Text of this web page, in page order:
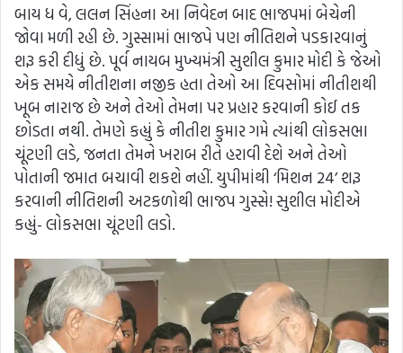
બાય ધ વે, લલન સિંહના આ નિવેદન બાદ ભાજપમાં બેચેની
જોવા મળી રહી છે. ગુસ્સામાં ભાજપે પણ નીતિશને પડકારવાનું
શરૂ કરી દીધું છે. પૂર્વ નાયબ મુખ્યમંત્રી સુશીલ કુમાર મોદી કે જેઓ
એક સમયે નીતીશના નજીક હતા તેઓ આ દિવસોમાં નીતીશથી
ખૂબ નારાજ છે અને તેઓ તેમના પર પ્રહાર કરવાની કોઈ તક
છોડતા નથી. તેમણે કહ્યું કે નીતીશ કુમાર ગમે ત્યાંથી લોકસભા
ચૂંટણી લડે, જનતા તેમને ખરાબ રીતે હરાવી દેશે અને તેઓ
પોતાની જમાત બચાવી શકશે નહીં. યુપીમાંથી ‘મિશન 24’ શરૂ
કરવાની નીતિશની અટકળોથી ભાજપ ગુસ્સે! સુશીલ મોદીએ
કહ્યું- લોકસભા ચૂંટણી લડો.